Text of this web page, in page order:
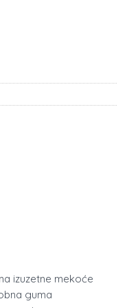
izuzetne mekoće
guma